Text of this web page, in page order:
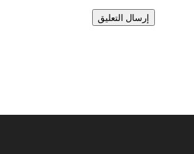
إرسال التعليق